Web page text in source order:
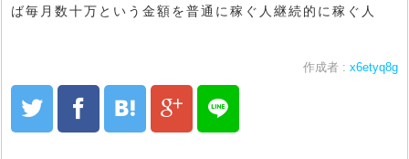
ば毎月数十万という金額を普通に稼ぐ人継続的に稼ぐ人
作成者 : x6etyq8g